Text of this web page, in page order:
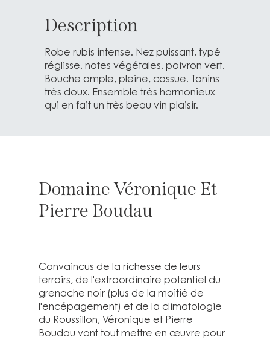
Description
Robe rubis intense. Nez puissant, typé
réglisse, notes végétales, poivron vert.
Bouche ample, pleine, cossue. Tanins
très doux. Ensemble très harmonieux
qui en fait un très beau vin plaisir.
Domaine Véronique Et
Pierre Boudau
Convaincus de la richesse de leurs
terroirs, de l'extraordinaire potentiel du
grenache noir (plus de la moitié de
l'encépagement) et de la climatologie
du Roussillon, Véronique et Pierre
Boudau vont tout mettre en œuvre pour